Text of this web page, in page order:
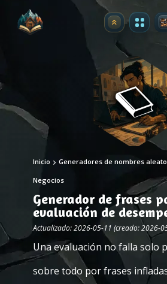
Mejorar
Inicio Generadores de nombres
Negocios
Generador de frases
evaluación de
Actualizado: 2026-05-11 (creado: 2026-
Una evaluación no falla solo
sobre todo por frases